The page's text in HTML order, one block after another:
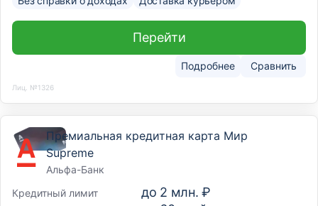
Подробнее Сравнить
Перейти
Лиц. №1326
Премиальная кредитная карта Мир
Supreme
Альфа-Банк
Кредитный лимит
до 2 млн. ₽